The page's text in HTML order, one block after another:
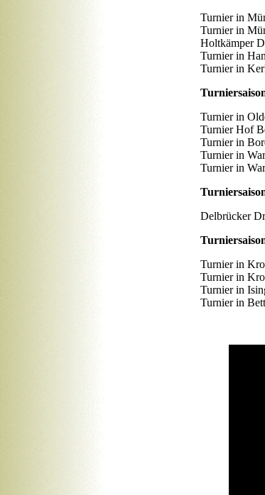
Turnier in
Turnier in
Holtkämper
Turnier in
Turnier in
Turnier in
Turnier Hof
Turnier in
Turnier in
Turnier in
Delbrücker
Turnier in
Turnier in
Turnier in
Turnier in